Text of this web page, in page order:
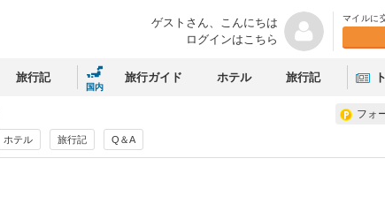
ゲストさん、 こんにちは
ログインはこちら
マイルに
旅行記
国内
旅行ガイド ホテル 旅行記
フォ
ホテル 旅行記 Q＆A